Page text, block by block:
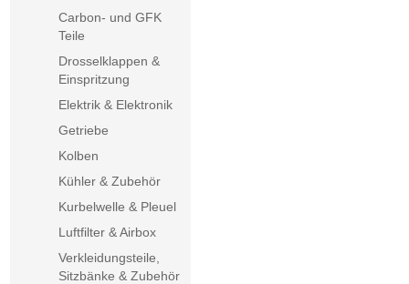
Carbon- und GFK
Teile
Drosselklappen &
Einspritzung
Elektrik & Elektronik
Getriebe
Kolben
Kühler & Zubehör
Kurbelwelle & Pleuel
Luftfilter & Airbox
Verkleidungsteile,
Sitzbänke & Zubehör